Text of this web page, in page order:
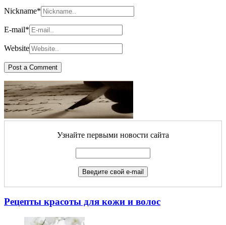
Nickname*
E-mail*
Website
Узнайте первыми новости сайта
Рецепты красоты для кожи и волос